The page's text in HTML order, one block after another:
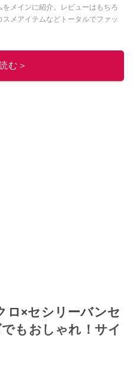
メインに紹介。レビューはもちろ
メアイテムなどトータルでファッ
チオシストの他の記事を読む
む＞
ロ×セシリーバンセ
もおしゃれ！サイ